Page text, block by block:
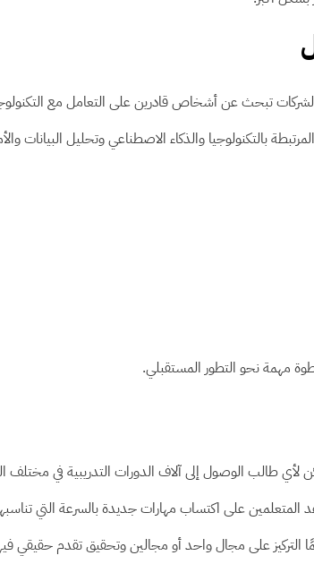
تبحث عن أشخاص قادرين على التعامل مع
بالتكنولوجيا والذكاء الاصطناعي وتحليل البيانات
مهمة نحو التطور المستقبلي.
لأي طالب الوصول إلى آلاف الدورات التدريبية في
المتعلمين على اكتساب مهارات جديدة بالسرعة التي
التركيز على مجال واحد أو مجالين وتحقيق تقدم